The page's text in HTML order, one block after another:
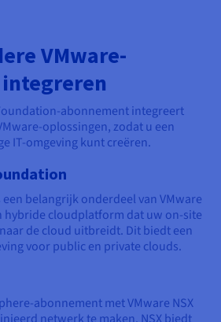
VMware-
abonnement integreert
oplossingen, zodat u een
IT-omgeving kunt creëren.
belangrijk onderdeel van VMware
hybride cloudplatform dat uw on-site
de cloud uitbreidt. Dit biedt een
voor public en private clouds.
abonnement met VMware NSX